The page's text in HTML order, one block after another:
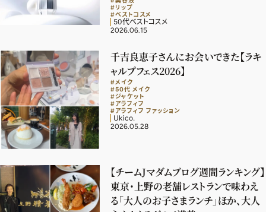
エクラ限定アイテム
FOLLOW US
ファッション、ライフスタイル、
そしてエクラの美意識を、SNSで発信しています。
#リップ
#ベストコスメ
50代ベストコスメ
2026.06.15
千吉良恵子さんにお会いできた【ラキ
ャルプフェス2026】
#メイク
#50代 メイク
#ジャケット
#アラフィフ
#アラフィフ ファッション
Ukico.
2026.05.28
【チームJマダムブログ週間ランキング】
東京・上野の老舗レストランで味わえ
る「大人のお子さまランチ」ほか、大人